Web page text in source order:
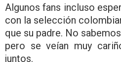
Algunos fans incluso
con la selección
que su padre. No
pero se veían muy
juntos.